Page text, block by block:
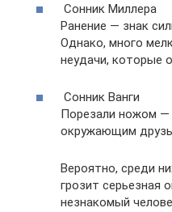
Сонник Миллера
Ранение — знак
Однако, много
неудачи, которые
Сонник Ванги
Порезали ножом —
окружающим
Вероятно, среди
грозит серьезная
незнакомый